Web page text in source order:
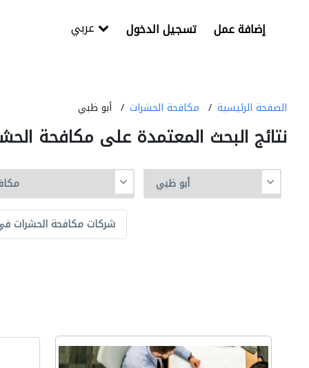
تسجيل الدخول إضافة عمل
الصفحة الرئيسية مكافحة الحشرات أبو ظبي
نتائج البحث المعتمدة على مكافحة
شركات مكافحة الحشرات